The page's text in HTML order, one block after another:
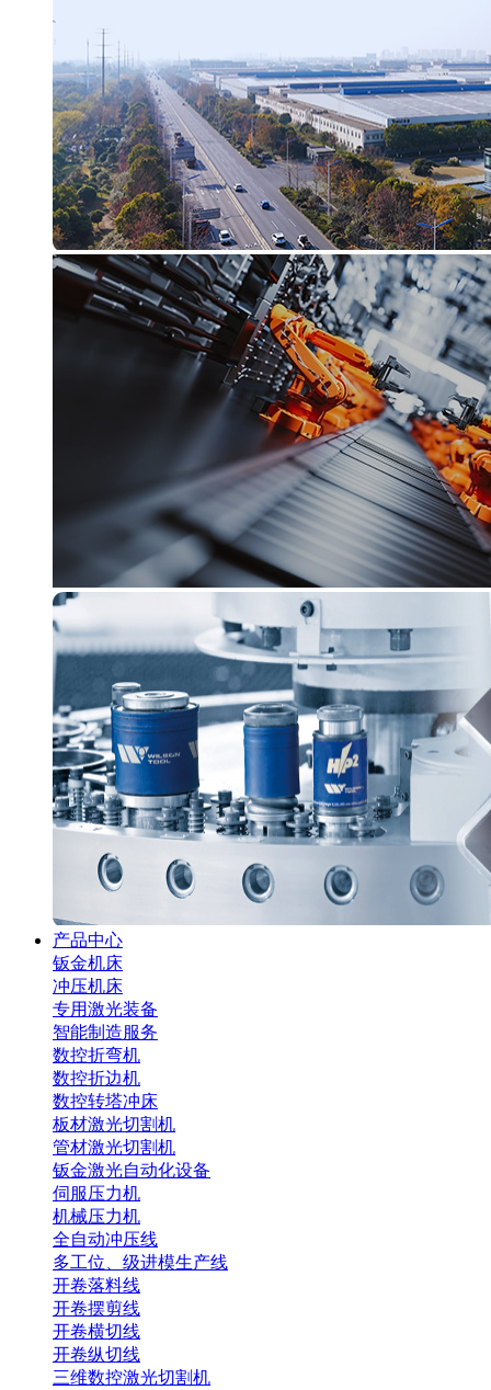
产品中心
钣金机床
冲压机床
专用激光装备
智能制造服务
数控折弯机
数控折边机
数控转塔冲床
板材激光切割机
管材激光切割机
钣金激光自动化设备
伺服压力机
机械压力机
全自动冲压线
多工位、级进模生产线
开卷落料线
开卷摆剪线
开卷横切线
开卷纵切线
三维数控激光切割机